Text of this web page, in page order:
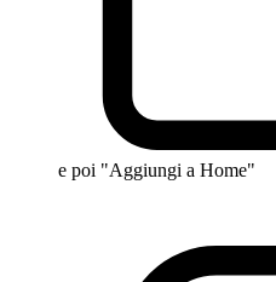
e poi "Aggiungi a Home"